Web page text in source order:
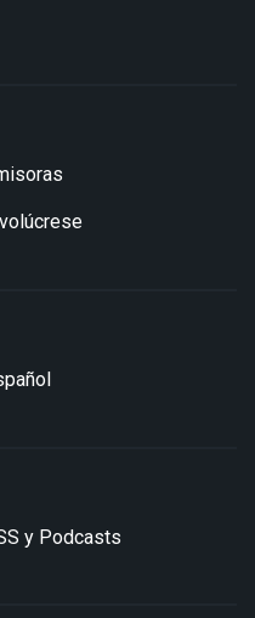
y Podcasts